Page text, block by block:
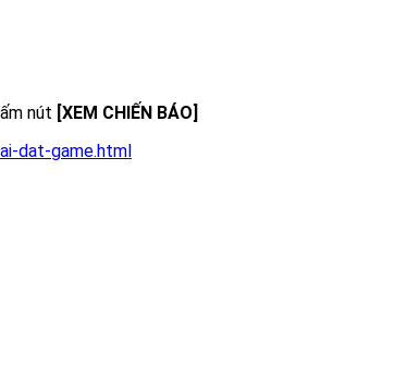
nút [XEM CHIẾN BÁO]
dat-game.html